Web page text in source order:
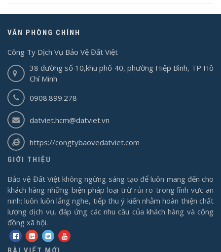
VĂN PHÒNG CHÍNH
Công Ty Dịch Vụ Bảo Vệ Đất Việt
38 đường số 10,khu phố 40, phường Hiệp Bình, TP Hồ
Chí Minh
0908.899.278
datviet.hcm@datviet.vn
https://congtybaovedatviet.com
GIỚI THIỆU
Bảo vệ Đất Việt không ngừng sáng tạo để luôn mang đến cho
khách hàng những biện pháp loại trừ rủi ro trong lĩnh vực an
ninh; luôn luôn lắng nghe, tiếp thu ý kiến nhằm hoàn thiện chất
lượng dịch vụ, đáp ứng các nhu cầu của khách hàng và cộng
đồng xã hội.